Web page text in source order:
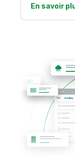
En savoir